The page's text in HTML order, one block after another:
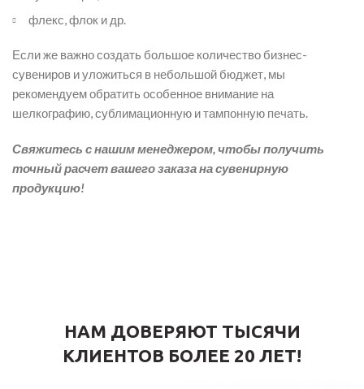
флекс, флок и др.
Если же важно создать большое количество бизнес-
сувениров и уложиться в небольшой бюджет, мы
рекомендуем обратить особенное внимание на
шелкографию, сублимационную и тампонную печать.
Свяжитесь с нашим менеджером, чтобы получить
точный расчет вашего заказа на сувенирную
продукцию!
НАМ ДОВЕРЯЮТ ТЫСЯЧИ
КЛИЕНТОВ БОЛЕЕ 20 ЛЕТ!